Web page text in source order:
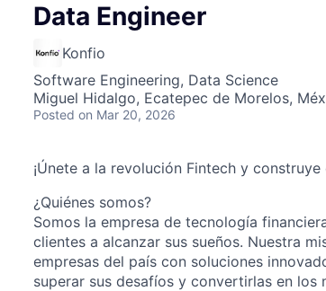
Data Engineer
Konfio
Software Engineering, Data Science
Miguel Hidalgo, Ecatepec de Morelos,
Posted on Mar 20, 2026
¡Únete a la revolución Fintech y
¿Quiénes somos?
Somos la empresa de tecnología
clientes a alcanzar sus sueños. Nuestra
empresas del país con soluciones
superar sus desafíos y convertirlas en